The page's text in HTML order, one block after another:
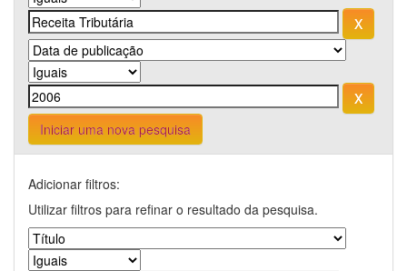
Iniciar uma nova pesquisa
Adicionar filtros:
Utilizar filtros para refinar o resultado da pesquisa.